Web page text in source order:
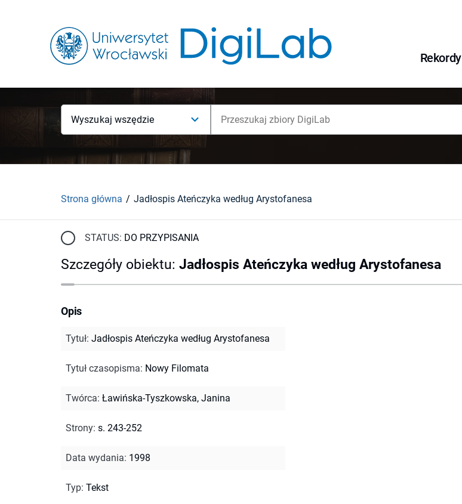
Rekordy
Wyszukaj wszędzie
Strona główna Jadłospis Ateńczyka według Arystofanesa
STATUS: DO PRZYPISANIA
Szczegóły obiektu: Jadłospis Ateńczyka według Arystofanesa
Opis
Tytuł: Jadłospis Ateńczyka według Arystofanesa
Tytuł czasopisma: Nowy Filomata
Twórca: Ławińska-Tyszkowska, Janina
Strony: s. 243-252
Data wydania: 1998
Typ: Tekst